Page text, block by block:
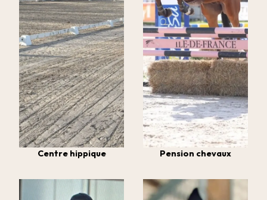
Centre hippique Pension chevaux